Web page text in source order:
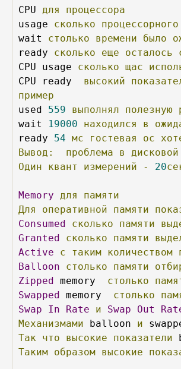
CPU для
процессора
usage сколько процессорного
wait столько времени было
ready сколько еще осталось
CPU usage сколько щас
CPU ready высокий
пример
used 559 выполнял полезную
wait
19000 находился в
ready 54 мс гостевая ос
Вывод:
проблема в дисковой
Один
квант измерений - 20
Memory для
памяти
Для
оперативной памяти
Consumed
сколько памяти
Granted
сколько памяти
Active
с таким количеством
Balloon
столько памяти
Zipped memory столько
Swapped memory столько
Swap
In Rate и Swap Out
Механизмами balloon и
Так
что высокие показатели
Таким образом высокие